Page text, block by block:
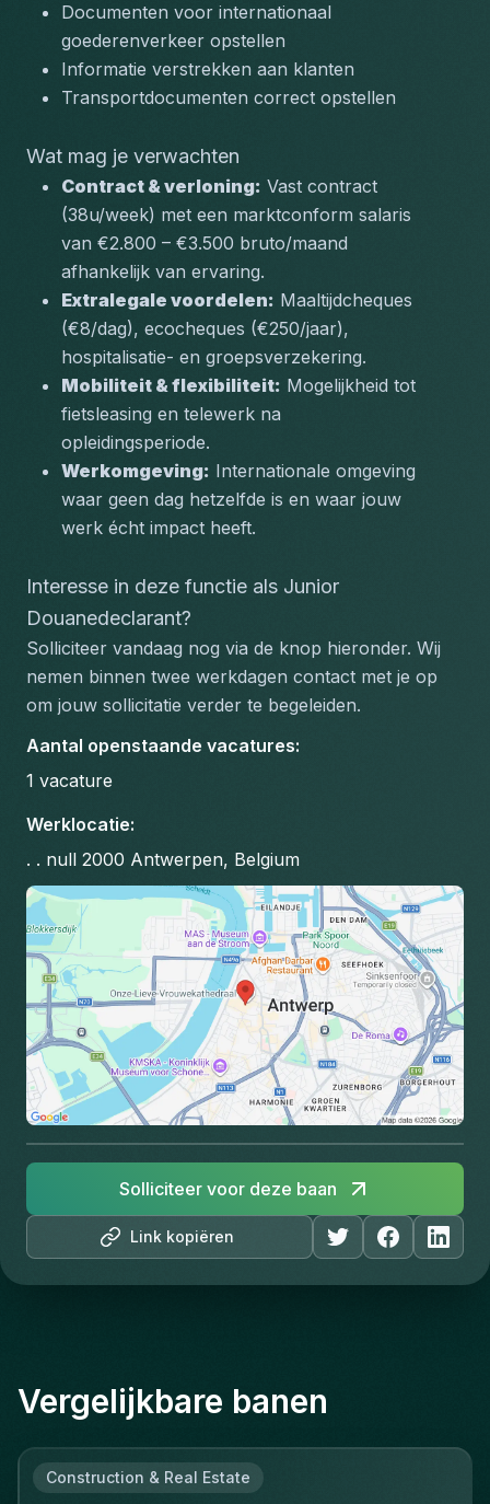
Documenten voor internationaal
goederenverkeer opstellen
Informatie verstrekken aan klanten
Transportdocumenten correct opstellen
Wat mag je verwachten
Contract & verloning: Vast contract
(38u/week) met een marktconform salaris
van €2.800 – €3.500 bruto/maand
afhankelijk van ervaring.
Extralegale voordelen: Maaltijdcheques
(€8/dag), ecocheques (€250/jaar),
hospitalisatie- en groepsverzekering.
Mobiliteit & flexibiliteit: Mogelijkheid tot
fietsleasing en telewerk na
opleidingsperiode.
Werkomgeving: Internationale omgeving
waar geen dag hetzelfde is en waar jouw
werk écht impact heeft.
Interesse in deze functie als Junior
Douanedeclarant?
Solliciteer vandaag nog via de knop hieronder. Wij
nemen binnen twee werkdagen contact met je op
om jouw sollicitatie verder te begeleiden.
Aantal openstaande vacatures:
1 vacature
Werklocatie:
. . null 2000 Antwerpen, Belgium
Link kopiëren
Solliciteer voor deze baan
Vergelijkbare banen
Construction & Real Estate